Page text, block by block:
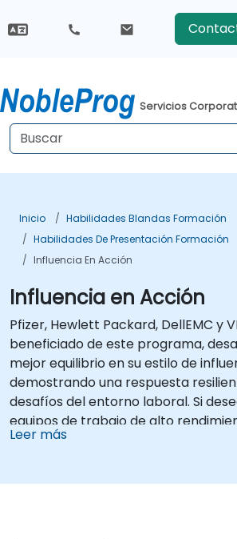
Servicios
Inicio
Habilidades Blandas Formación
Habilidades De Presentación Formación
Influencia En Acción
Influencia en Acción
Pfizer, Hewlett Packard, DellEMC y
beneficiado de este programa,
mejor equilibrio en su estilo de
demostrando una respuesta
desafíos del entorno laboral. Si
equipos de trabajo de alto
contratos de manera consistente
Leer más